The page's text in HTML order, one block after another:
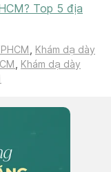
Top 5 địa
, Khám dạ dày
, Khám dạ dày